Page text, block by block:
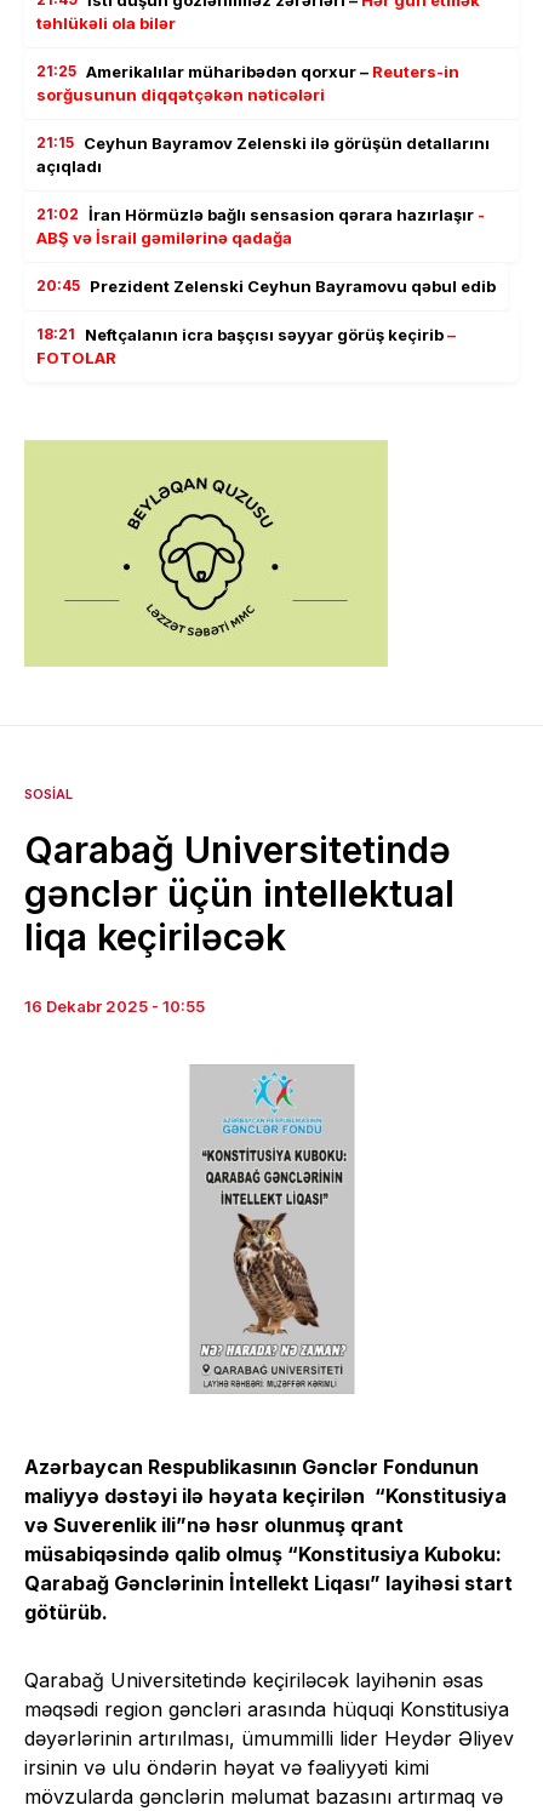
təhlükəli ola bilər
21:25 Amerikalılar müharibədən qorxur – Reuters-in
sorğusunun diqqətçəkən nəticələri
21:15 Ceyhun Bayramov Zelenski ilə görüşün detallarını
açıqladı
21:02 İran Hörmüzlə bağlı sensasion qərara hazırlaşır -
ABŞ və İsrail gəmilərinə qadağa
20:45 Prezident Zelenski Ceyhun Bayramovu qəbul edib
18:21 Neftçalanın icra başçısı səyyar görüş keçirib–
FOTOLAR
SOSIAL
Qarabağ Universitetində
gənclər üçün intellektual
liqa keçiriləcək
16 Dekabr 2025 - 10:55
Azərbaycan Respublikasının Gənclər Fondunun
maliyyə dəstəyi ilə həyata keçirilən “Konstitusiya
və Suverenlik ili”nə həsr olunmuş qrant
müsabiqəsində qalib olmuş “Konstitusiya Kuboku:
Qarabağ Gənclərinin İntellekt Liqası” layihəsi start
götürüb.
Qarabağ Universitetində keçiriləcək layihənin əsas
məqsədi region gəncləri arasında hüquqi Konstitusiya
dəyərlərinin artırılması, ümummilli lider Heydər Əliyev
irsinin və ulu öndərin həyat və fəaliyyəti kimi
mövzularda gənclərin məlumat bazasını artırmaq və